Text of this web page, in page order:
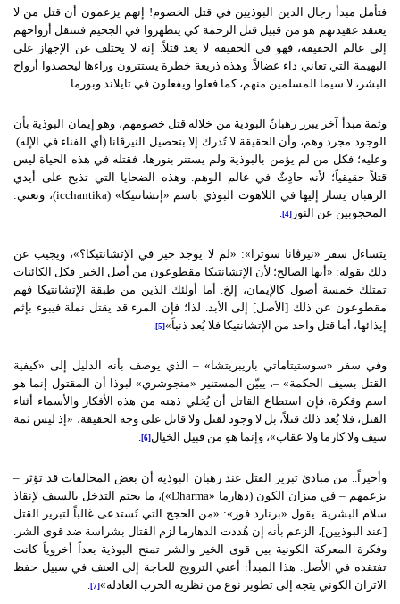
فتأمل مبدأ رجال الدين البوذيين في قتل الخصوم! إنهم يزعمون أن قتل من لا
يعتقد عقيدتهم هو من قبيل قتل الرحمة كي يتطهروا في الجحيم فتنتقل أرواحهم
إلى عالم الحقيقة، فهو في الحقيقة لا يعد قتلاً. إنه لا يختلف عن الإجهاز على
البهيمة التي تعاني داء عضالاً. وهذه ذريعة خطرة يستترون وراءها ليحصدوا أرواح
البشر، لا سيما المسلمين منهم، كما فعلوا ويفعلون في تايلاند وبورما.
وثمة مبدأ آخر يبرر رهبانُ البوذية من خلاله قتل خصومهم، وهو إيمان البوذية بأن
الوجود مجرد وهم، وأن الحقيقة لا تُدرك إلا بتحصيل النيرڤانا (أي الفناء في الإله).
وعليه؛ فكل من لم يؤمن بالبوذية ولم يستنر بنورها، فقتله في هذه الحياة ليس
قتلاً حقيقياً؛ لأنه حادِثٌ في عالم الوهم. وهذه الضحايا التي تذبح على أيدي
الرهبان يشار إليها في اللاهوت البوذي باسم «إتشانتيكا» (icchantika)، وتعني:
المحجوبين عن النور [4]
.
يتساءل سفر «نيرڤانا سوترا»: «لم لا يوجد خير في الإتشانتيكا؟»، ويجيب عن
ذلك بقوله: «أيها الصالح؛ لأن الإتشانتيكا مقطوعون من أصل الخير. فكل الكائنات
تمتلك خمسة أصول كالإيمان، إلخ. أما أولئك الذين من طبقة الإتشانتيكا فهم
مقطوعون عن ذلك [الأصل] إلى الأبد. لذا؛ فإن المرء قد يقتل نملة فيبوء بإثم
إيذائها، أما قتل واحد من الإتشانتيكا فلا يُعد ذنباً»[5]
وفي سفر «سوستيتاماتي باريبريتشا» – الذي يوصف بأنه الدليل إلى «كيفية
القتل بسيف الحكمة» –، يبيّن المستنير «منجوشري» لبوذا أن المقتول إنما هو
اسم وفكرة، فإن استطاع القاتل أن يُخلي ذهنه من هذه الأفكار والأسماء أثناء
القتل، فلا يُعد ذلك قتلاً، بل لا وجود لقتل ولا قاتل على وجه الحقيقة، «إذ ليس ثمة
سيف ولا كارما ولا عقاب»، وإنما هو من قبيل الخيال [6]
.
وأخيراً.. من مبادئ تبرير القتل عند رهبان البوذية أن بعض المخالفات قد تؤثر –
بزعمهم – في ميزان الكون (دهارما «Dharma»)، ما يحتم التدخل بالسيف لإنقاذ
سلام البشرية. يقول «برنارد فور»: «من الحجج التي تُستدعى غالباً لتبرير القتل
[عند البوذيين]، الزعم بأنه إن هُددت الدهارما لزم القتال بشراسة ضد قوى الشر.
وفكرة المعركة الكونية بين قوى الخير والشر تمنح البوذية بعداً أخروياً كانت
تفتقده في الأصل. هذا المبدأ: أعني الترويج للحاجة إلى العنف في سبيل حفظ
الاتزان الكوني يتجه إلى تطوير نوع من نظرية الحرب العادلة»[7]